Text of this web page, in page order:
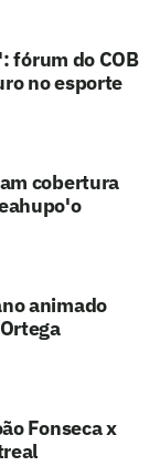
fórum do COB
no esporte
cobertura
animado
Fonseca x